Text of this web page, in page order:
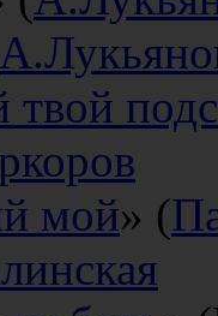
твой
мой» (